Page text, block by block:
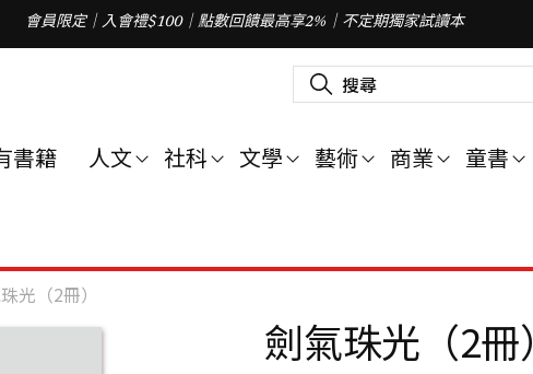
會員限定｜入會禮$100｜點數回饋最高享2%｜不定期獨家試讀本
搜
尋
字
書籍 人文 社科 文學 藝術 商業 童書
光（2冊）
劍氣珠光（2冊）